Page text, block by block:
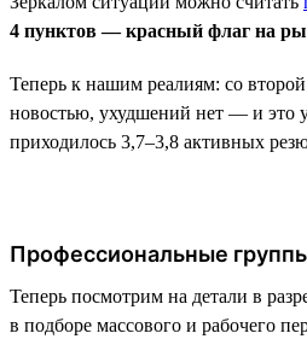
4 пунктов — красный флаг на
Теперь к нашим реалиям: со
новостью, ухудшений нет — и это
приходилось 3,7–3,8 активных
Профессиональные
Теперь посмотрим на детали в
в подборе массового и рабочего